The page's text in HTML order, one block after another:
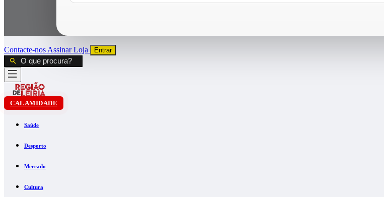
Contacte-nos AssinarLoja Entrar
CALAMIDADE
Saúde
Desporto
Mercado
Cultura